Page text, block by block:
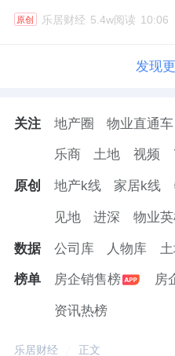
原创 乐居财经 5.4w阅读 10:06
发现
关注 地产圈 物业直通车
乐商 土地 视频
原创 地产k线 家居k线
见地 进深 物业
数据 公司库 人物库
榜单 房企销售榜 房
资讯热榜
乐居财经 正文